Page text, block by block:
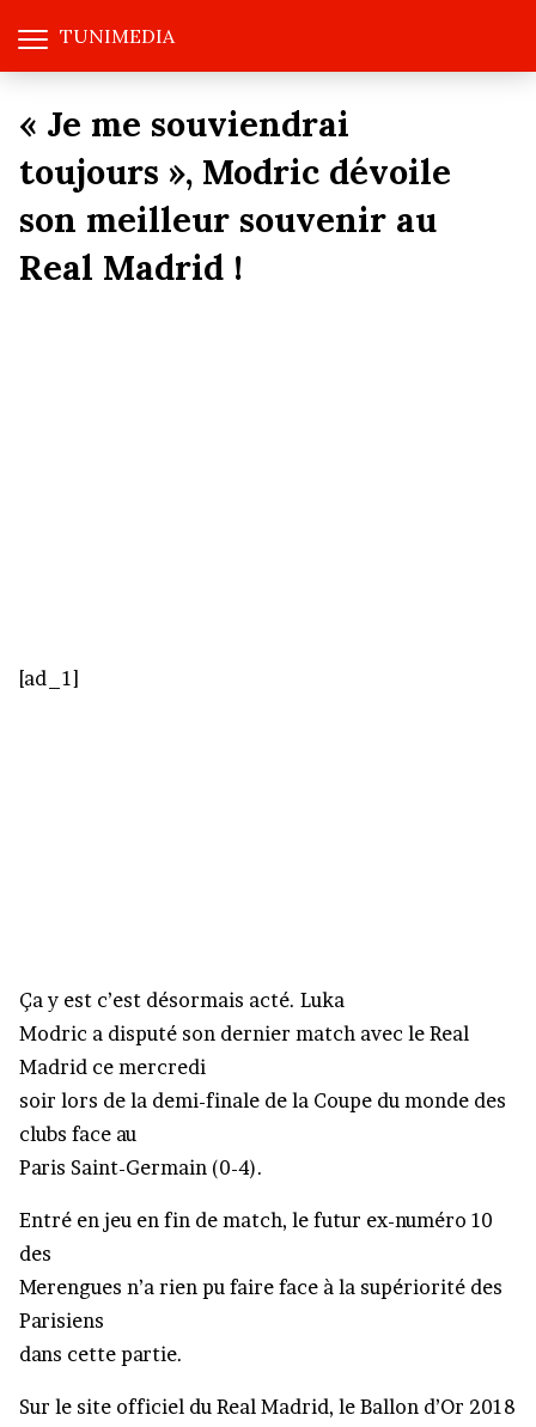
TUNIMEDIA
« Je me souviendrai
toujours », Modric dévoile
son meilleur souvenir au
Real Madrid !
[ad_1]
Ça y est c’est désormais acté. Luka
Modric a disputé son dernier match avec le Real
Madrid ce mercredi
soir lors de la demi-finale de la Coupe du monde des
clubs face au
Paris Saint-Germain (0-4).
Entré en jeu en fin de match, le futur ex-numéro 10
des
Merengues n’a rien pu faire face à la supériorité des
Parisiens
dans cette partie.
Sur le site officiel du Real Madrid, le Ballon d’Or 2018